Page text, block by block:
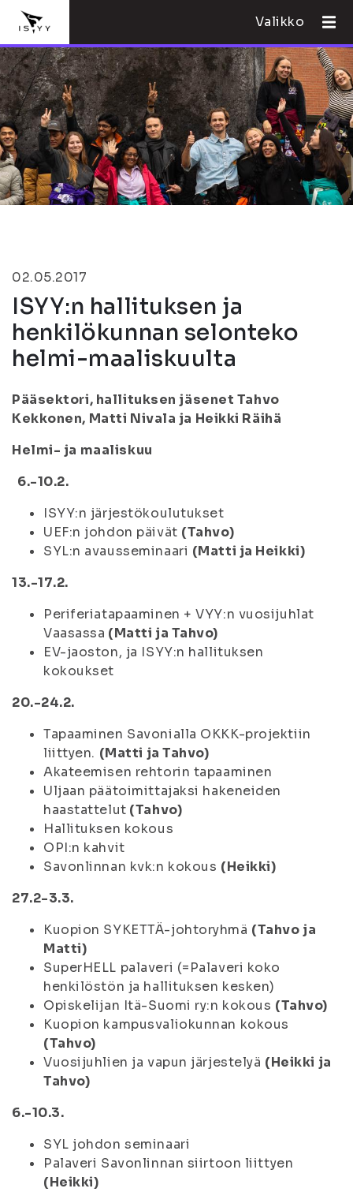
Valikko
02.05.2017
ISYY:n hallituksen ja
henkilökunnan selonteko
helmi-maaliskuulta
Pääsektori, hallituksen jäsenet Tahvo
Kekkonen, Matti Nivala ja Heikki Räihä
Helmi- ja maaliskuu
6.-10.2.
ISYY:n järjestökoulutukset
UEF:n johdon päivät (Tahvo)
SYL:n avausseminaari (Matti ja Heikki)
13.-17.2.
Periferiatapaaminen + VYY:n vuosijuhlat
Vaasassa (Matti ja Tahvo)
EV-jaoston, ja ISYY:n hallituksen
kokoukset
20.-24.2.
Tapaaminen Savonialla OKKK-projektiin
liittyen. (Matti ja Tahvo)
Akateemisen rehtorin tapaaminen
Uljaan päätoimittajaksi hakeneiden
haastattelut (Tahvo)
Hallituksen kokous
OPI:n kahvit
Savonlinnan kvk:n kokous (Heikki)
27.2-3.3.
Kuopion SYKETTÄ-johtoryhmä (Tahvo ja
Matti)
SuperHELL palaveri (=Palaveri koko
henkilöstön ja hallituksen kesken)
Opiskelijan Itä-Suomi ry:n kokous (Tahvo)
Kuopion kampusvaliokunnan kokous
(Tahvo)
Vuosijuhlien ja vapun järjestelyä (Heikki ja
Tahvo)
6.-10.3.
SYL johdon seminaari
Palaveri Savonlinnan siirtoon liittyen
(Heikki)